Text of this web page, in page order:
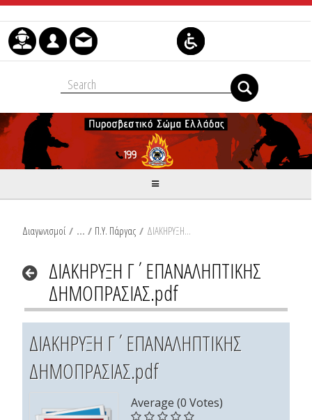
Skip to Content
Διαγωνισμοί / Π.Υ. Πάργας / ΔΙΑΚΗΡΥΞΗ Γ΄ΕΠΑΝΑΛΗΠΤΙΚΗΣ ΔΗΜΟΠΡΑΣΙΑΣ.pdf
ΔΙΑΚΗΡΥΞΗ Γ΄ΕΠΑΝΑΛΗΠΤΙΚΗΣ
ΔΗΜΟΠΡΑΣΙΑΣ.pdf
ΔΙΑΚΗΡΥΞΗ Γ΄ΕΠΑΝΑΛΗΠΤΙΚΗΣ
ΔΗΜΟΠΡΑΣΙΑΣ.pdf
Average (0 Votes)